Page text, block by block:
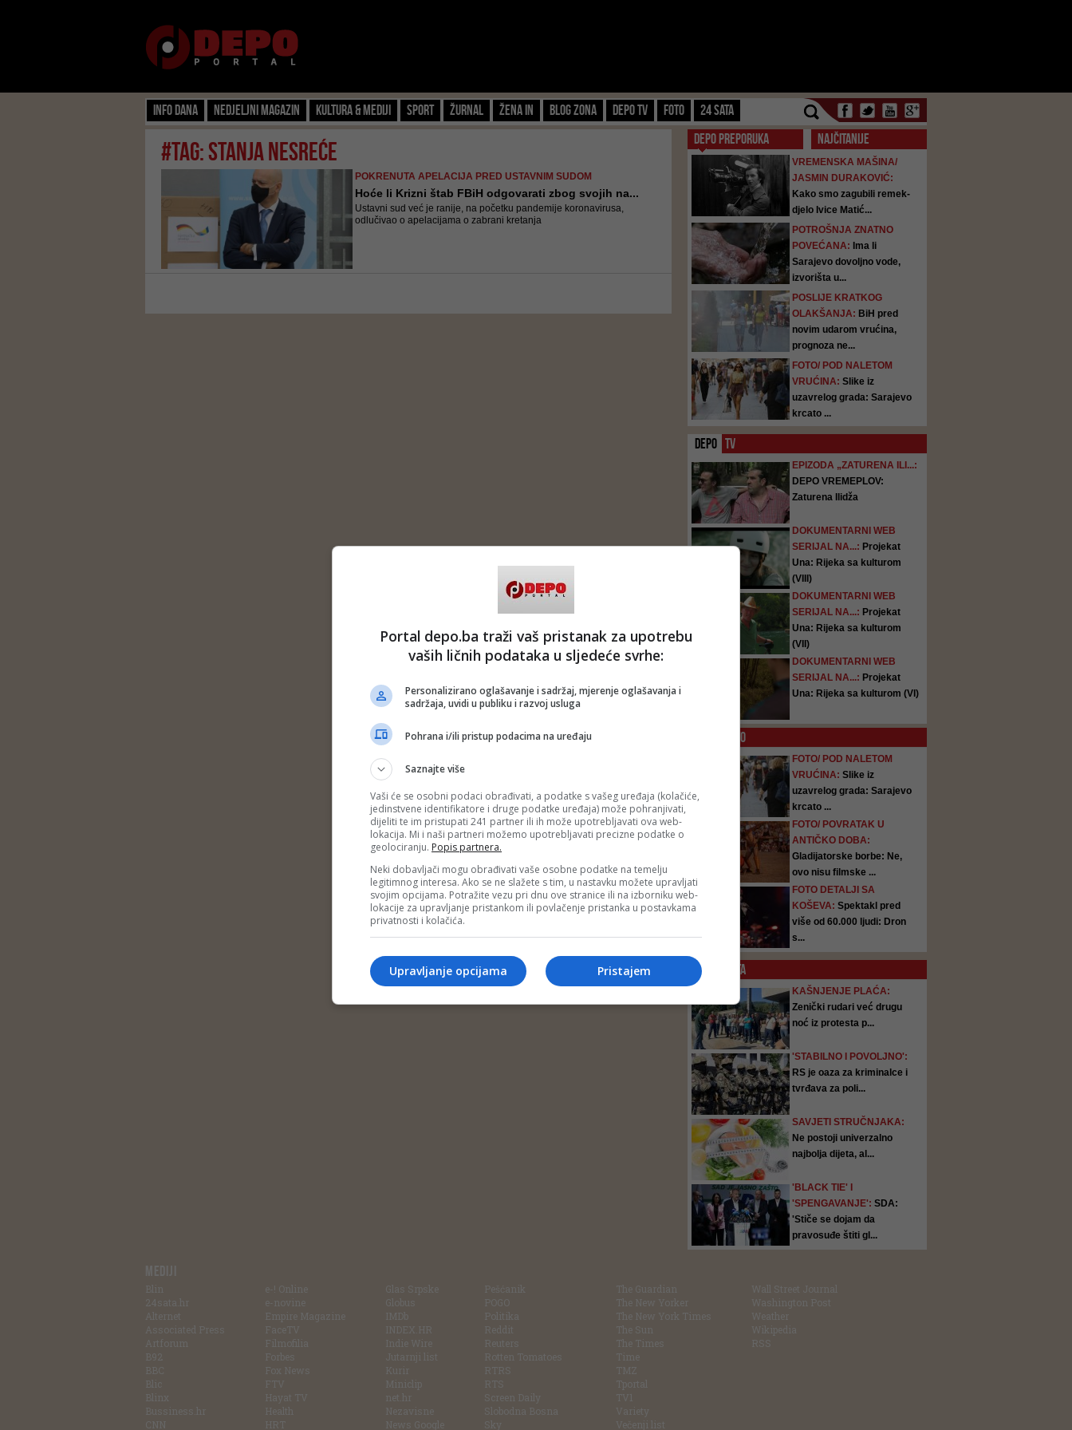
Info dana Nedjeljni magazin Kultura & Mediji Sport Žurnal Žena IN Blog zona Depo TV FOTO 24 SATA
#tag: stanja nesreće
POKRENUTA APELACIJA PRED USTAVNIM SUDOM
Hoće li Krizni štab FBiH odgovarati zbog svojih na...
Ustavni sud već je ranije, na početku pandemije koronavirusa,
odlučivao o apelacijama o zabrani kretanja
DEPO PREPORUKA NAJČITANIJE
VREMENSKA MAŠINA/
JASMIN DURAKOVIĆ:
Kako smo zagubili remek-
djelo Ivice Matić...
POTROŠNJA ZNATNO
POVEĆANA: Ima li
Sarajevo dovoljno vode,
izvorišta u...
POSLIJE KRATKOG
OLAKŠANJA: BiH pred
novim udarom vrućina,
prognoza ne...
FOTO/ POD NALETOM
VRUĆINA: Slike iz
uzavrelog grada: Sarajevo
krcato ...
DEPO TV
EPIZODA „ZATURENA ILI...:
DEPO VREMEPLOV:
Zaturena Ilidža
DOKUMENTARNI WEB
SERIJAL NA...: Projekat
Una: Rijeka sa kulturom
(VIII)
DOKUMENTARNI WEB
SERIJAL NA...: Projekat
Una: Rijeka sa kulturom
(VII)
DOKUMENTARNI WEB
SERIJAL NA...: Projekat
Una: Rijeka sa kulturom (VI)
FOTO
FOTO/ POD NALETOM
VRUĆINA: Slike iz
uzavrelog grada: Sarajevo
krcato ...
FOTO/ POVRATAK U
ANTIČKO DOBA:
Gladijatorske borbe: Ne,
ovo nisu filmske ...
FOTO DETALJI SA
KOŠEVA: Spektakl pred
više od 60.000 ljudi: Dron
s...
24 SATA
KAŠNJENJE PLAĆA:
Zenički rudari već drugu
noć iz protesta p...
'STABILNO I POVOLJNO':
RS je oaza za kriminalce i
tvrđava za poli...
SAVJETI STRUČNJAKA:
Ne postoji univerzalno
najbolja dijeta, al...
'BLACK TIE' I
'SPENGAVANJE': SDA:
'Stiče se dojam da
pravosuđe štiti gl...
MEDIJI
Blin
24sata.hr
Alternet
Associated Press
Artforum
B92
BBC
Blic
Blinx
Bussiness.hr
CNN
e-! Online
e-novine
Empire Magazine
FaceTV
Filmofilia
Forbes
Fox News
FTV
Hayat TV
Health
HRT
Glas Srpske
Globus
IMDb
INDEX.HR
Indie Wire
Jutarnji list
Kurir
Miniclip
net.hr
Nezavisne
News Google
Pešćanik
POGO
Politika
Reddit
Reuters
Rotten Tomatoes
RTRS
RTS
Screen Daily
Slobodna Bosna
Sky
The Guardian
The New Yorker
The New York Times
The Sun
The Times
Time
TMZ
Tportal
TV1
Variety
Večenji list
Wall Street Journal
Washington Post
Weather
Wikipedia
RSS
Portal depo.ba traži vaš pristanak za upotrebu
vaših ličnih podataka u sljedeće svrhe:
Personalizirano oglašavanje i sadržaj, mjerenje oglašavanja i
sadržaja, uvidi u publiku i razvoj usluga
Pohrana i/ili pristup podacima na uređaju
Saznajte više
Vaši će se osobni podaci obrađivati, a podatke s vašeg uređaja (kolačiće,
jedinstvene identifikatore i druge podatke uređaja) može pohranjivati,
dijeliti te im pristupati 241 partner ili ih može upotrebljavati ova web-
lokacija. Mi i naši partneri možemo upotrebljavati precizne podatke o
geolociranju. Popis partnera.
Neki dobavljači mogu obrađivati vaše osobne podatke na temelju
legitimnog interesa. Ako se ne slažete s tim, u nastavku možete upravljati
svojim opcijama. Potražite vezu pri dnu ove stranice ili na izborniku web-
lokacije za upravljanje pristankom ili povlačenje pristanka u postavkama
privatnosti i kolačića.
Pristajem
Upravljanje opcijama